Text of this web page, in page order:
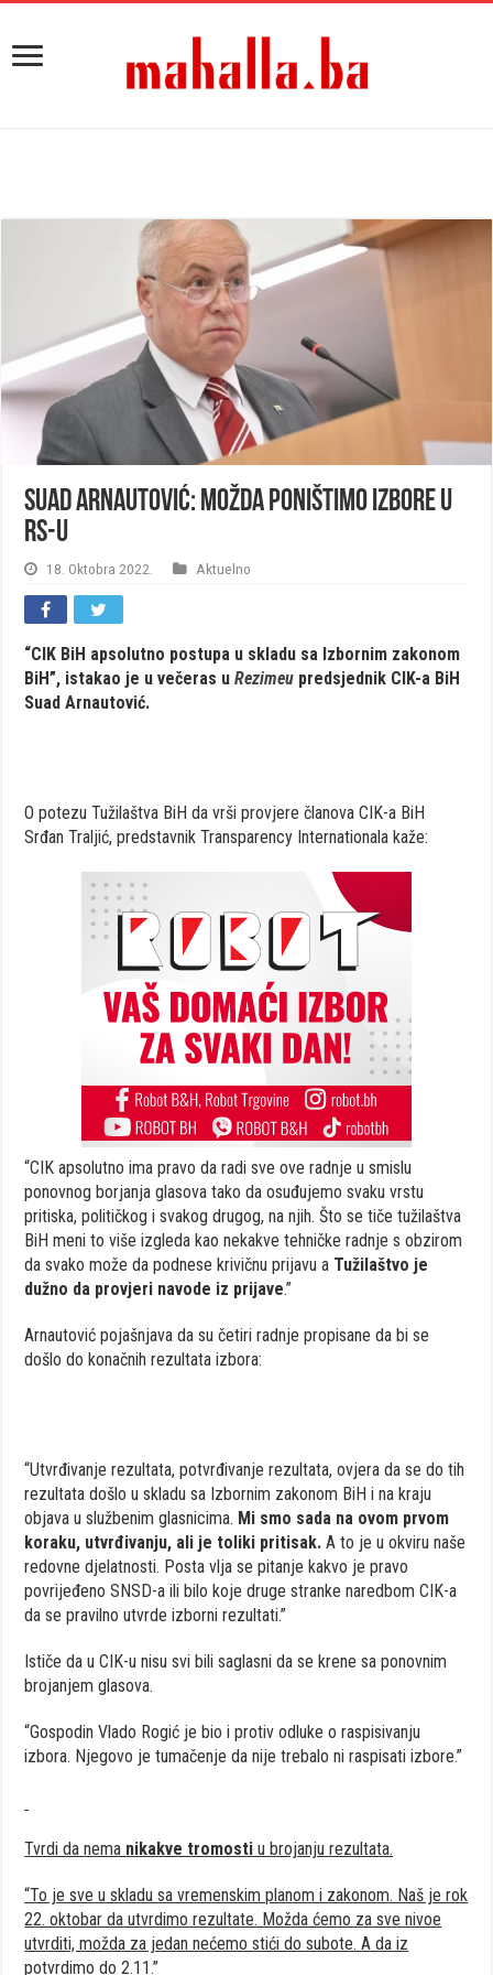
Suad Arnautović: Možda poništimo izbore u
RS-u
18. Oktobra 2022. Aktuelno
“CIK BiH apsolutno postupa u skladu sa Izbornim zakonom
BiH”, istakao je u večeras u Rezimeu predsjednik CIK-a BiH
Suad Arnautović.
O potezu Tužilaštva BiH da vrši provjere članova CIK-a BiH
Srđan Traljić, predstavnik Transparency Internationala kaže:
“CIK apsolutno ima pravo da radi sve ove radnje u smislu
ponovnog borjanja glasova tako da osuđujemo svaku vrstu
pritiska, političkog i svakog drugog, na njih. Što se tiče tužilaštva
BiH meni to više izgleda kao nekakve tehničke radnje s obzirom
da svako može da podnese krivičnu prijavu a Tužilaštvo je
dužno da provjeri navode iz prijave.”
Arnautović pojašnjava da su četiri radnje propisane da bi se
došlo do konačnih rezultata izbora:
“Utvrđivanje rezultata, potvrđivanje rezultata, ovjera da se do tih
rezultata došlo u skladu sa Izbornim zakonom BiH i na kraju
objava u službenim glasnicima. Mi smo sada na ovom prvom
koraku, utvrđivanju, ali je toliki pritisak. A to je u okviru naše
redovne djelatnosti. Posta vlja se pitanje kakvo je pravo
povrijeđeno SNSD-a ili bilo koje druge stranke naredbom CIK-a
da se pravilno utvrde izborni rezultati.”
Ističe da u CIK-u nisu svi bili saglasni da se krene sa ponovnim
brojanjem glasova.
“Gospodin Vlado Rogić je bio i protiv odluke o raspisivanju
izbora. Njegovo je tumačenje da nije trebalo ni raspisati izbore.”
Tvrdi da nema nikakve tromosti u brojanju rezultata.
“To je sve u skladu sa vremenskim planom i zakonom. Naš je rok
22. oktobar da utvrdimo rezultate. Možda ćemo za sve nivoe
utvrditi, možda za jedan nećemo stići do subote. A da iz
potvrdimo do 2.11.”